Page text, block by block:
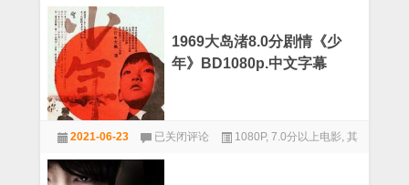
字
幕
剧
情
《青
春
残
酷
物
语》
1969大岛渚8.0分剧情《少
年》BD1080p.中文字幕
2021-06-23
大
岛
已关闭评论 1080P, 7.0分以上电影 其